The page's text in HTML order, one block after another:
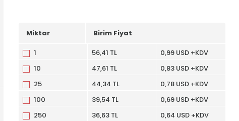
Miktar Birim Fiyat
1 56,41 TL
0,99 USD +KDV
10
47,61 TL
0,83 USD +KDV
25
44,34 TL
0,78 USD +KDV
100
39,54 TL
0,69 USD +KDV
250
36,63 TL
0,64 USD +KDV